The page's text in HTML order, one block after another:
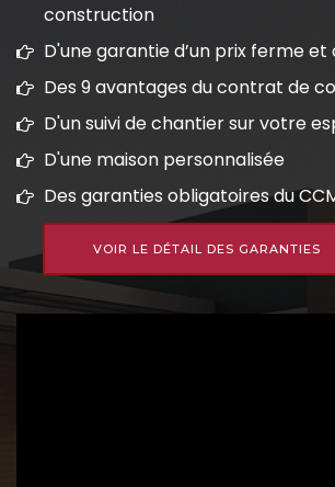
construction
D'une garantie d’un prix ferme et
Des 9 avantages du contrat de
D'un suivi de chantier sur votre
D'une maison personnalisée
Des garanties obligatoires du
VOIR LE DÉTAIL DES GARANTIES